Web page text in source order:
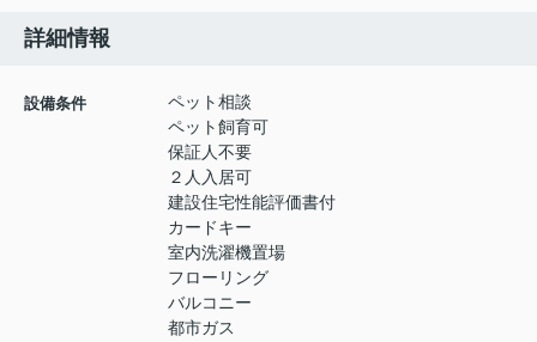
詳細情報
設備条件
ペット相談
ペット飼育可
保証人不要
２人入居可
建設住宅性能評価書付
カードキー
室内洗濯機置場
フローリング
バルコニー
都市ガス